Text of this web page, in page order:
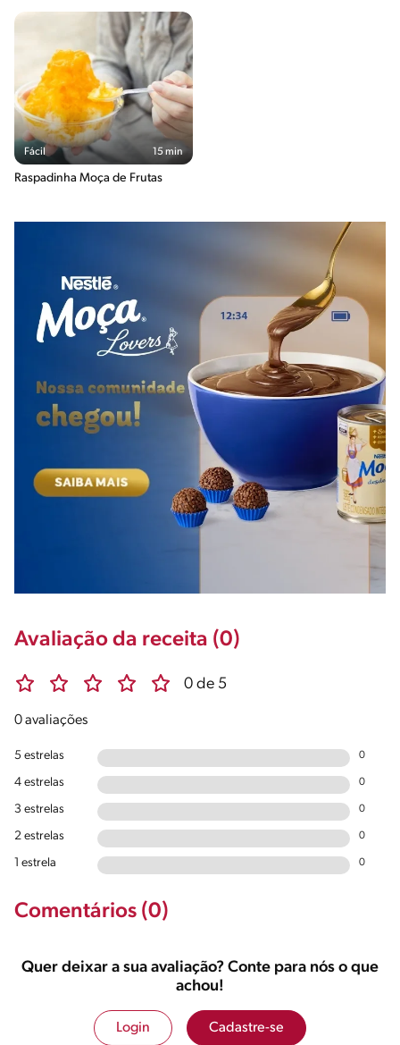
Fácil 15 min
Raspadinha Moça de Frutas
Avaliação da receita (0)
0 de 5
0 avaliações
5 estrelas 0
4 estrelas 0
3 estrelas 0
2 estrelas 0
1 estrela 0
Comentários (0)
Quer deixar a sua avaliação? Conte para nós o que
achou!
Login Cadastre-se